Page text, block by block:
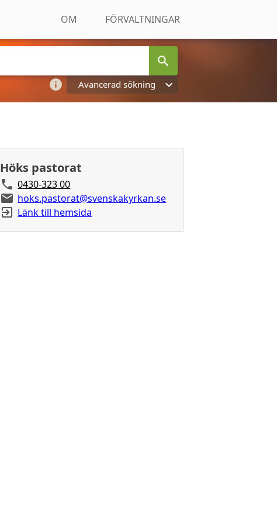
OM FÖRVALTNINGAR
Avancerad sökning
Höks pastorat
0430-323 00
hoks.pastorat@svenskakyrkan.se
Länk till hemsida